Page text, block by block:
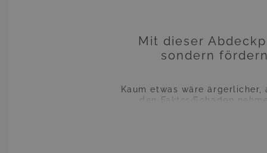
Mit dieser
sondern
Kaum etwas wäre
den Faktor Schaden
Sonnenstrahlen hektisch in
Möbel nicht